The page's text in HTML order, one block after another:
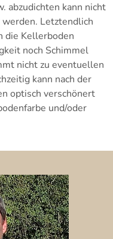
abzudichten kann nicht
Letztendlich
die Kellerboden
noch Schimmel
nicht zu eventuellen
kann nach der
optisch verschönert
und/oder